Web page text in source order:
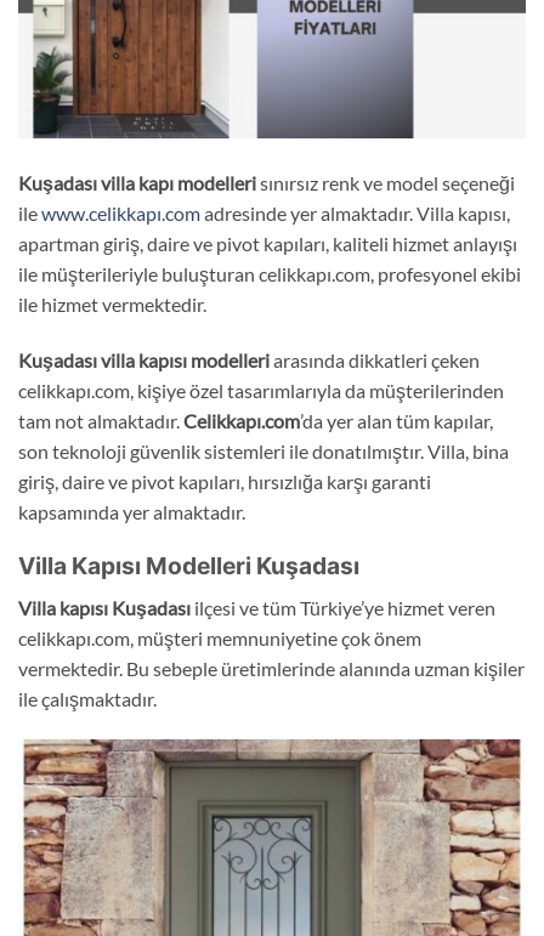
Kuşadasıvilla kapı modellerisınırsız renk ve model seçeneği
ilewww.celikkapı.comadresinde yer almaktadır. Villa kapısı,
apartman giriş, daire ve pivot kapıları, kaliteli hizmet anlayışı
ile müşterileriyle buluşturan celikkapı.com, profesyonel ekibi
ile hizmet vermektedir.
Kuşadasıvilla kapısı modelleriarasında dikkatleri çeken
celikkapı.com, kişiye özel tasarımlarıyla da müşterilerinden
tam not almaktadır. Celikkapı.com’da yer alan tüm kapılar,
son teknoloji güvenlik sistemleri ile donatılmıştır. Villa, bina
giriş, daire ve pivot kapıları, hırsızlığa karşı garanti
kapsamında yer almaktadır.
Villa Kapısı Modelleri Kuşadası
Villa kapısı Kuşadası ilçesi ve tüm Türkiye’ye hizmet veren
celikkapı.com, müşteri memnuniyetine çok önem
vermektedir. Bu sebeple üretimlerinde alanında uzman kişiler
ile çalışmaktadır.